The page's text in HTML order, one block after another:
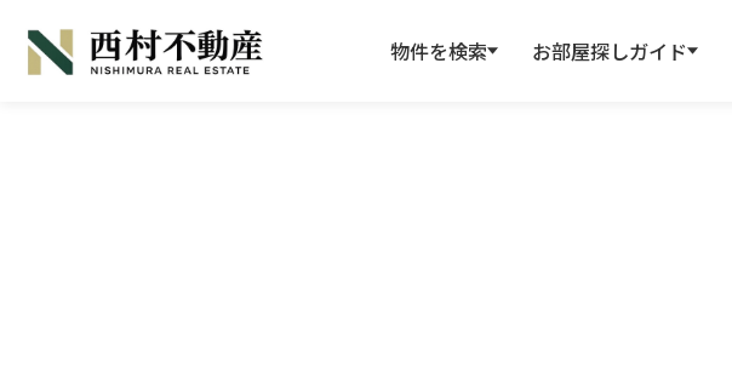
物件を検索 お部屋探しガイド